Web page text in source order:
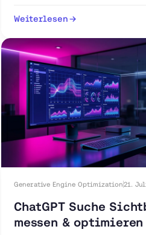
Pipeline aufbauen.
Weiterlesen
Generative Engine Optimization21.
ChatGPT Suche
messen & optimieren